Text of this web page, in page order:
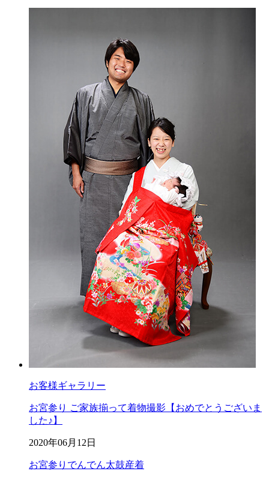
お客様ギャラリー
お宮参り ご家族揃って着物撮影【おめでとうございま
した♪】
2020年06月12日
お宮参り でんでん太鼓産着